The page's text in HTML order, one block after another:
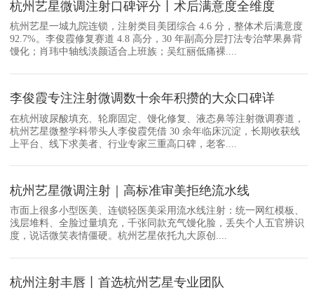
杭州艺星微调注射口碑评分丨术后满意度全维度
杭州艺星一城九院连锁，注射类目美团综合 4.6 分，整体术后满意度
92.7%。李俊霞修复赛道 4.8 高分，30 年副高分层打法专治苹果鼻背
馒化；肖玮中轴线淡颜适合上班族；吴红丽低痛裸....
李俊霞专注注射微调数十余年积攒的大众口碑详
在杭州玻尿酸填充、轮廓固定、馒化修复、液态鼻等注射微调赛道，
杭州艺星微整学科带头人李俊霞凭借 30 余年临床沉淀，长期收获线
上平台、线下求美者、行业专家三重高口碑，老客....
杭州艺星微调注射｜高标准审美拒绝流水线
市面上很多小型医美、连锁轻医美采用流水线注射：统一网红模板、
浅层堆料、全脸过量填充，千张同款充气馒化脸，丢失个人五官辨识
度，说话微笑表情僵硬。杭州艺星依托九大原创....
杭州注射丰唇丨首选杭州艺星专业团队